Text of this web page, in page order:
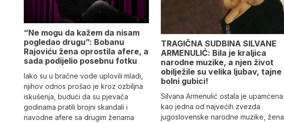
“Ne mogu da kažem da nisam
pogledao drugu”: Bobanu
Rajoviću žena oprostila afere, a
sada podijelio posebnu fotku
Iako su u bračne vode uplovili mladi,
njihov odnos prošao je kroz ozbiljna
iskušenja, budući da su pjevača
godinama pratili brojni skandali i
navodne afere sa drugim ženama
TRAGIČNA SUDBINA SILVANE
ARMENULIĆ: Bila je kraljica
narodne muzike, a njen život
obilježile su velika ljubav, tajne
bolni gubici!
Silvana Armenulić ostala je upamćena
kao jedna od najvećih zvezda
jugoslovenske narodne muzike, žena